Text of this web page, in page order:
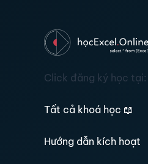
Click đăng ký học tại:
Tất cả khoá học 📖
Hướng dẫn kích hoạt